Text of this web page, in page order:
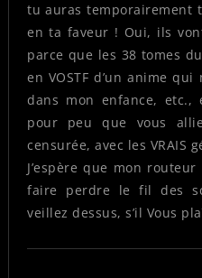
tu auras temporairement
en ta faveur ! Oui, ils
parce que les 38 tomes
en VOSTF d’un anime
dans mon enfance, etc.,
pour peu que vous
censurée, avec les VRAIS
J’espère que mon
faire perdre le fil des
veillez dessus, s’il Vous